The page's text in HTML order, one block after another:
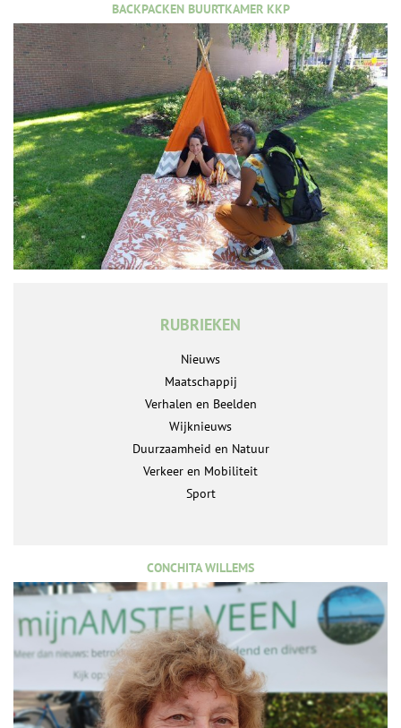
BACKPACKEN BUURTKAMER KKP
RUBRIEKEN
Nieuws
Maatschappij
Verhalen en Beelden
Wijknieuws
Duurzaamheid en Natuur
Verkeer en Mobiliteit
Sport
CONCHITA WILLEMS